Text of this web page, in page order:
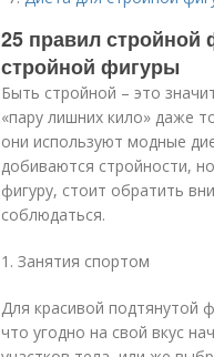
25 правил
стройной фигуры
Быть стройной – это
«пару лишних кило» даже
они используют модные
добиваются стройности,
фигуру, стоит обратить
соблюдаться.
1. Занятия спортом
Для красивой подтянутой
что угодно на свой вкус